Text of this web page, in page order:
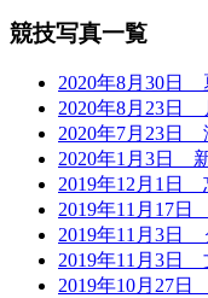
競技写真一覧
2020年8月30日
2020年8月23日
2020年7月23日
2020年1月3日
2019年12月1日
2019年11月17
2019年11月3日
2019年11月3日
2019年10月27